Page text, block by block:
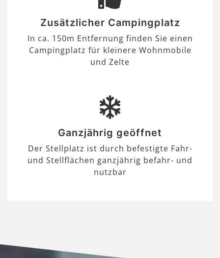
Zusätzlicher Campingplatz
In ca. 150m Entfernung finden Sie einen
Campingplatz für kleinere Wohnmobile
und Zelte
Ganzjährig geöffnet
Der Stellplatz ist durch befestigte Fahr-
und Stellflächen ganzjährig befahr- und
nutzbar